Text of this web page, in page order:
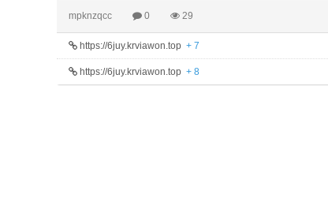
mpknzqcc 0 29
https://6juy.krviawon.top + 7
https://6juy.krviawon.top + 8